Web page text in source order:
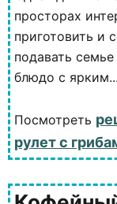
просторах
приготовить и
подавать
блюдо с ярким...
Посмотреть
рулет с